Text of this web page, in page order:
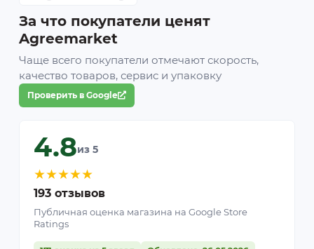
За что покупатели ценят
Agreemarket
Чаще всего покупатели отмечают скорость,
качество товаров, сервис и упаковку
Проверить в Google
4.8из 5
★★★★★
193 отзывов
Публичная оценка магазина на Google Store
Ratings